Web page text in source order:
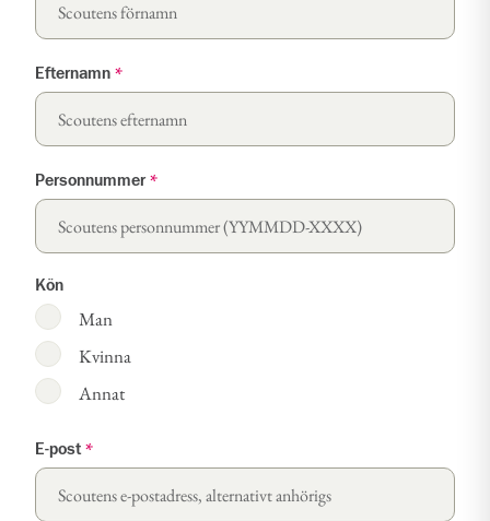
Efternamn *
Personnummer *
Kön
Man
Kvinna
Annat
E-post *